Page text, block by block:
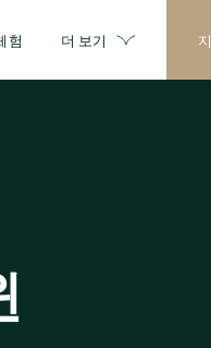
험 더 보기